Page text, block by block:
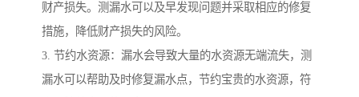
财产损失。测漏水可以及早发现问题并采取相应的修复
措施，降低财产损失的风险。
3. 节约水资源：漏水会导致大量的水资源无端流失，测
漏水可以帮助及时修复漏水点，节约宝贵的水资源，符